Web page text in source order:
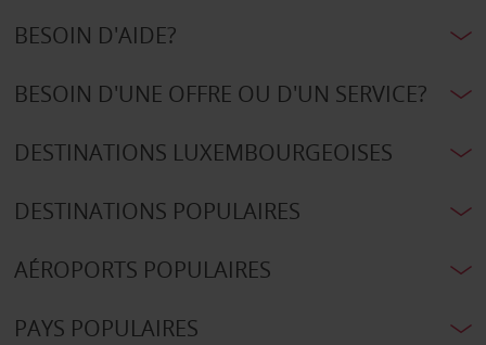
BESOIN D'AIDE?
BESOIN D'UNE OFFRE OU D'UN SERVICE?
DESTINATIONS LUXEMBOURGEOISES
DESTINATIONS POPULAIRES
AÉROPORTS POPULAIRES
PAYS POPULAIRES